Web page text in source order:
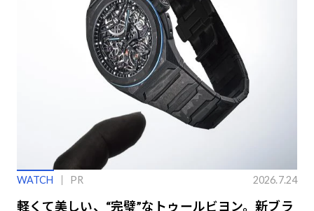
WATCH PR 2026.7.24
軽くて美しい、“完璧”なトゥールビヨン。新ブラ